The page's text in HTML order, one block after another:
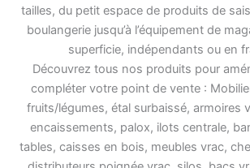
tailles, du petit espace de produits de
boulangerie jusqu’à l’équipement de
superficie, indépendants ou en
Découvrez tous nos produits pour
compléter votre point de vente :
fruits/légumes, étal surbaissé, armoires
encaissements, palox, ilots centrale,
tables, caisses en bois, meubles vrac,